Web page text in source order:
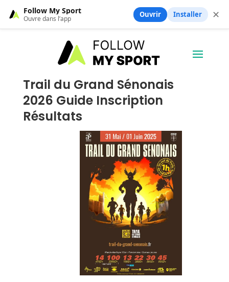
Trail du Grand Sénonais
2026 Guide Inscription
Résultats
Follow My Sport
Ouvre dans l’app Ouvrir Installer ✕